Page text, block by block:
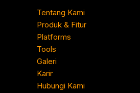
Tentang Kami
Produk & Fitur
Platforms
Tools
Galeri
Karir
Hubungi Kami